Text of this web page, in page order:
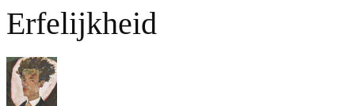
Erfelijkheid